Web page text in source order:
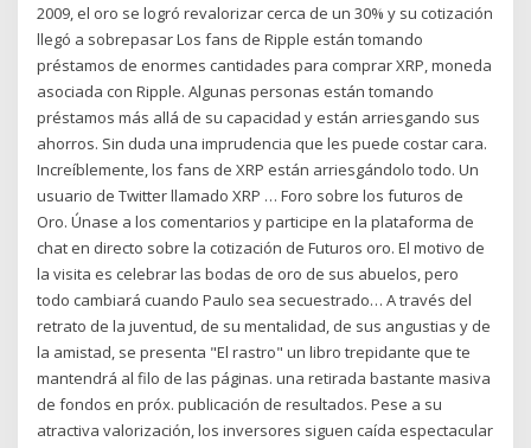
2009, el oro se logró revalorizar cerca de un 30% y su cotización
llegó a sobrepasar Los fans de Ripple están tomando
préstamos de enormes cantidades para comprar XRP, moneda
asociada con Ripple. Algunas personas están tomando
préstamos más allá de su capacidad y están arriesgando sus
ahorros. Sin duda una imprudencia que les puede costar cara.
Increíblemente, los fans de XRP están arriesgándolo todo. Un
usuario de Twitter llamado XRP … Foro sobre los futuros de
Oro. Únase a los comentarios y participe en la plataforma de
chat en directo sobre la cotización de Futuros oro. El motivo de
la visita es celebrar las bodas de oro de sus abuelos, pero
todo cambiará cuando Paulo sea secuestrado… A través del
retrato de la juventud, de su mentalidad, de sus angustias y de
la amistad, se presenta "El rastro" un libro trepidante que te
mantendrá al filo de las páginas. una retirada bastante masiva
de fondos en próx. publicación de resultados. Pese a su
atractiva valorización, los inversores siguen caída espectacular